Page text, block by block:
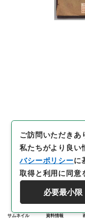
サムネイル 資料情報
ご訪問いただきあ
私たちがより良い
バシーポリシーに
取得と利用に同意
必要最小限